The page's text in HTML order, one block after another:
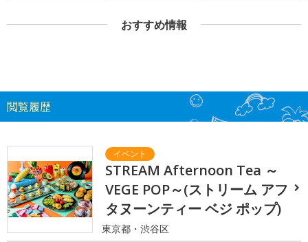
おすすめ情報
閲覧履歴
STREAM Afternoon Tea ～
VEGE POP～(ストリーム アフ
タヌーンティー ベジ ポップ)
東京都・渋谷区